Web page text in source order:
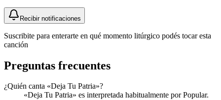
Recibir notificaciones
Suscribite para enterarte en qué momento litúrgico podés tocar esta
canción
Preguntas frecuentes
¿Quién canta «Deja Tu Patria»?
«Deja Tu Patria» es interpretada habitualmente por Popular.